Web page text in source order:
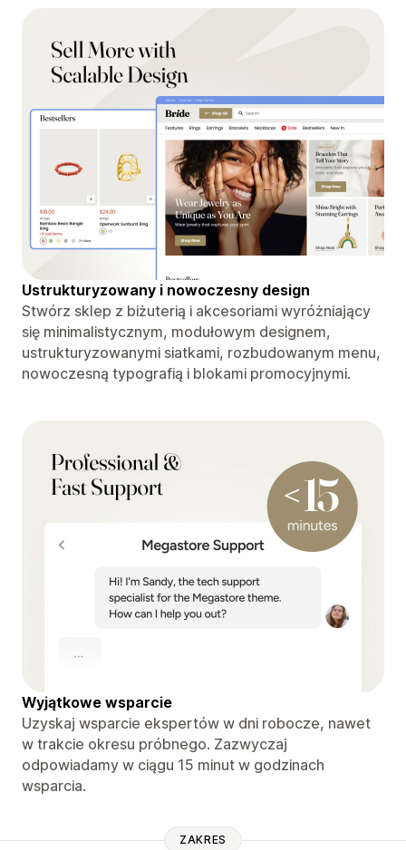
Ustrukturyzowany i nowoczesny design
Stwórz sklep z biżuterią i akcesoriami wyróżniający
się minimalistycznym, modułowym designem,
ustrukturyzowanymi siatkami, rozbudowanym menu,
nowoczesną typografią i blokami promocyjnymi.
Wyjątkowe wsparcie
Uzyskaj wsparcie ekspertów w dni robocze, nawet
w trakcie okresu próbnego. Zazwyczaj
odpowiadamy w ciągu 15 minut w godzinach
wsparcia.
ZAKRES